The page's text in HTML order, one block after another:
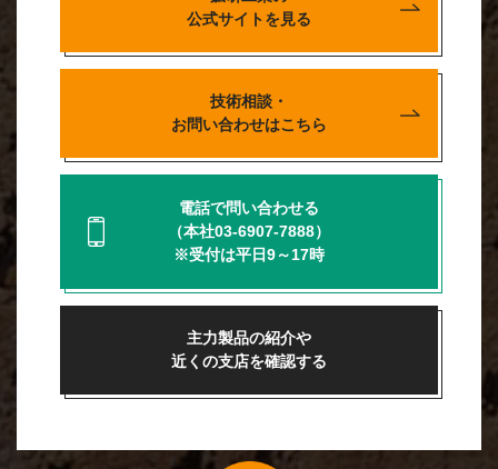
公式サイトを見る
技術相談・
お問い合わせはこちら
電話で問い合わせる
（本社03-6907-7888）
※受付は平日9～17時
主力製品の紹介や
近くの支店を確認する